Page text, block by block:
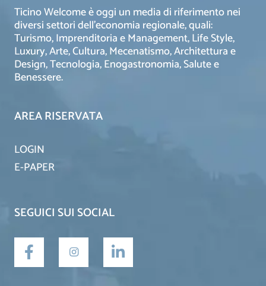
Ticino Welcome è oggi un media di riferimento nei
diversi settori dell’economia regionale, quali:
Turismo, Imprenditoria e Management, Life Style,
Luxury, Arte, Cultura, Mecenatismo, Architettura e
Design, Tecnologia, Enogastronomia, Salute e
Benessere.
AREA RISERVATA
LOGIN
E-PAPER
SEGUICI SUI SOCIAL